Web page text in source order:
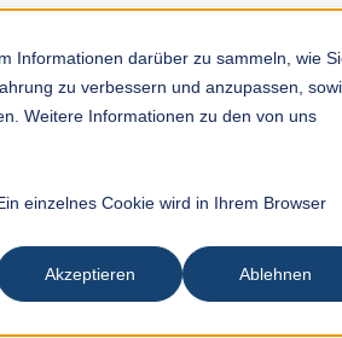
Informationen darüber zu sammeln, wie
zu verbessern und anzupassen,
Weitere Informationen zu den von uns
einzelnes Cookie wird in Ihrem Browser
Akzeptieren Ablehnen